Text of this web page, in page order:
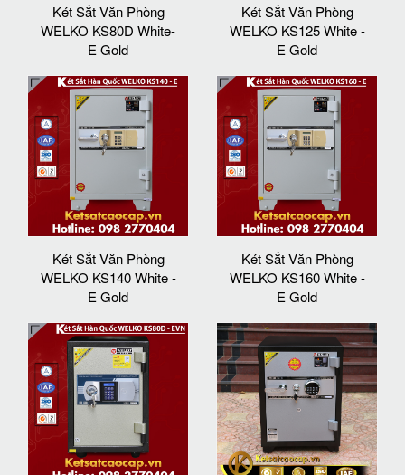
Két Sắt Văn Phòng
WELKO KS80D White-
E Gold
Két Sắt Văn Phòng
WELKO KS125 White -
E Gold
Két Sắt Văn Phòng
WELKO KS140 White -
E Gold
Két Sắt Văn Phòng
WELKO KS160 White -
E Gold